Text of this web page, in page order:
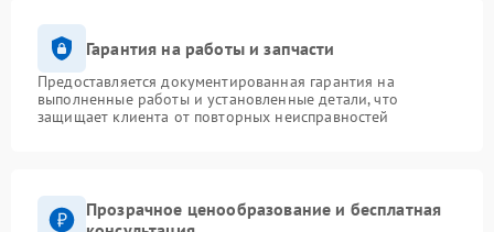
Гарантия на работы и запчасти
Предоставляется документированная гарантия на
выполненные работы и установленные детали, что
защищает клиента от повторных неисправностей
Прозрачное ценообразование и бесплатная